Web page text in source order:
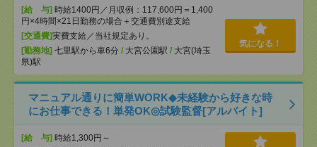
[給 与] 時給1400円／月収例：117,600円＝1,400
円×4時間×21日勤務の場合＋交通費別途支給
[交通費]実費支給／当社規定あり。
[勤務地] 七里駅から車6分 / 大宮公園駅 / 大宮(埼玉
県)駅
気になる！
マニュアル通りに簡単WORK◆未経験から好きな時
にお仕事できる！単発OK◎試験監督[アルバイト]
[給 与] 時給1,300円～